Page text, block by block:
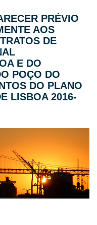
PRÉVIO
AOS
DE
E DO
POÇO DO
DO PLANO
LISBOA 2016-